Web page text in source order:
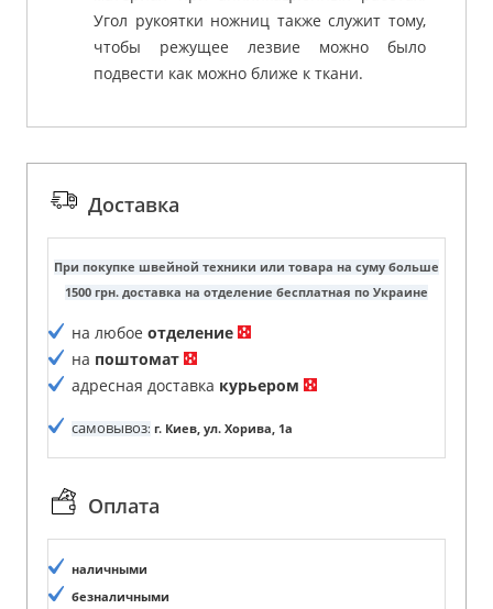
Угол рукоятки ножниц также служит тому,
чтобы режущее лезвие можно было
подвести как можно ближе к ткани.
Доставка
При покупке швейной техники или товара на суму больше
1500 грн. доставка на отделение бесплатная по Украине
на любое отделение
на поштомат
адресная доставка курьером
самовывоз: г. Киев, ул. Хорива, 1а
Оплата
наличными
безналичными